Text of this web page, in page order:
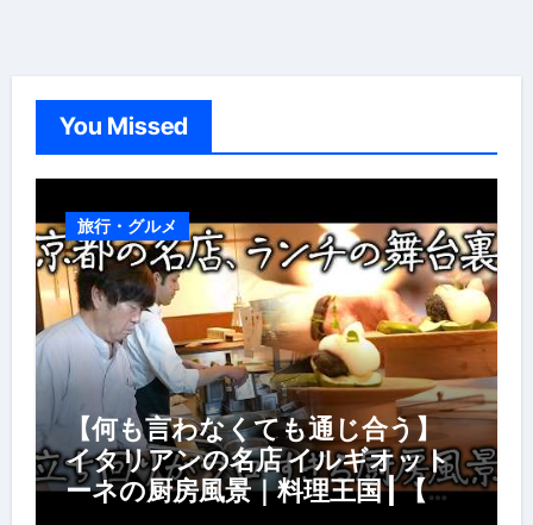
You Missed
旅行・グルメ
【何も言わなくても通じ合う】
イタリアンの名店 イルギオット
ーネの厨房風景｜料理王国 | 【厨